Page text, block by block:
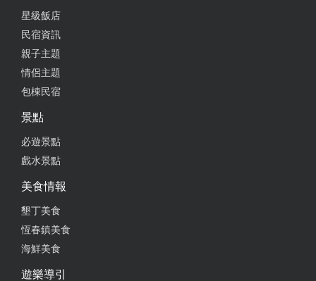
星級飯店
民宿資訊
親子主題
情侶主題
包棟民宿
景點
必遊景點
戲水景點
美食情報
墾丁美食
恆春鎮美食
海鮮美食
遊樂導引